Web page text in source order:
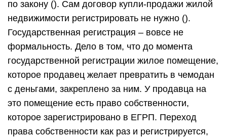
по закону (). Сам договор купли-продажи жилой
недвижимости регистрировать не нужно ().
Государственная регистрация – вовсе не
формальность. Дело в том, что до момента
государственной регистрации жилое помещение,
которое продавец желает превратить в чемодан
с деньгами, закреплено за ним. У продавца на
это помещение есть право собственности,
которое зарегистрировано в ЕГРП. Переход
права собственности как раз и регистрируется,